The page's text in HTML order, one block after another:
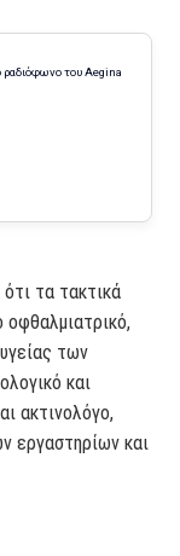
ραδιόφωνο του Aegina
τα τακτικά
οφθαλμιατρικό,
των
και
ακτινολόγο,
εργαστηρίων και